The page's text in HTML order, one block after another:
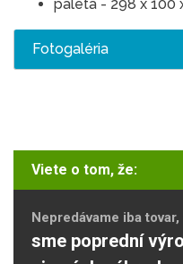
paleta - 298 x 100
Fotogaléria
Viete o tom, že:
Nepredávame iba tovar,
sme poprední